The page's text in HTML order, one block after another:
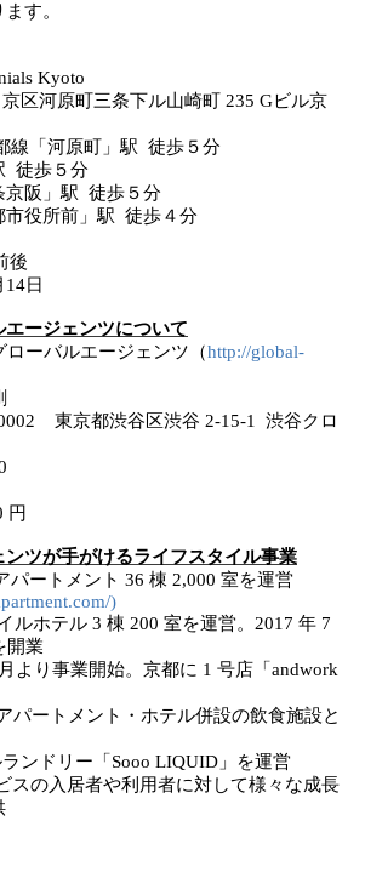
す。
Kyoto
区河原町三条下ル山崎町 235 Gビル京
線「河原町」駅 徒歩５分
徒歩５分
京阪」駅 徒歩５分
市役所前」駅 徒歩４分
後
日
ージェンツについて
ーバルエージェンツ（http://global-
東京都渋谷区渋谷 2-15-1 渋谷クロ
円
ンツが手がけるライフスタイル事業
パートメント 36 棟 2,000 室を運営
)
ルホテル 3 棟 200 室を運営。2017 年 7
開業
より事業開始。京都に 1 号店「andwork
パートメント・ホテル併設の飲食施設と
ンドリー「Sooo LIQUID」を運営
スの入居者や利用者に対して様々な成長